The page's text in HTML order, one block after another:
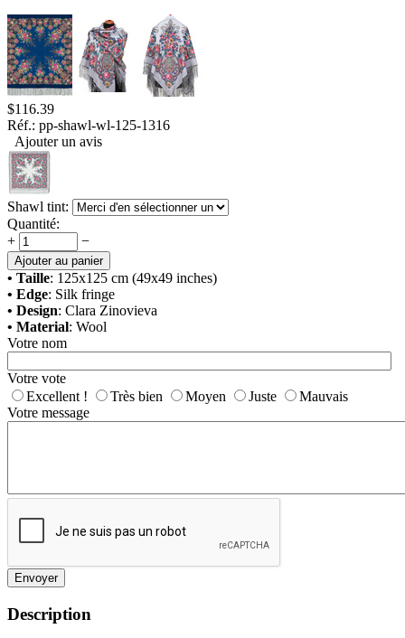
$116.39
Réf.: pp-shawl-wl-125-1316
Ajouter un avis
Shawl tint:
Quantité:
+
−
Ajouter au panier
• Taille: 125x125 cm (49x49 inches)
• Edge: Silk fringe
• Design: Clara Zinovieva
• Material: Wool
Votre nom
Votre vote
Excellent !
Très bien Moyen Juste
Mauvais
Votre message
Envoyer
Description